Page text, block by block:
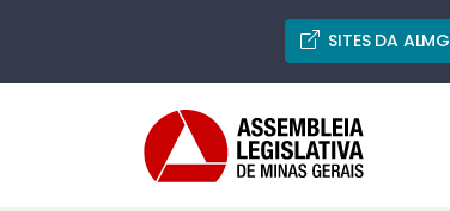
SITES DA ALMG